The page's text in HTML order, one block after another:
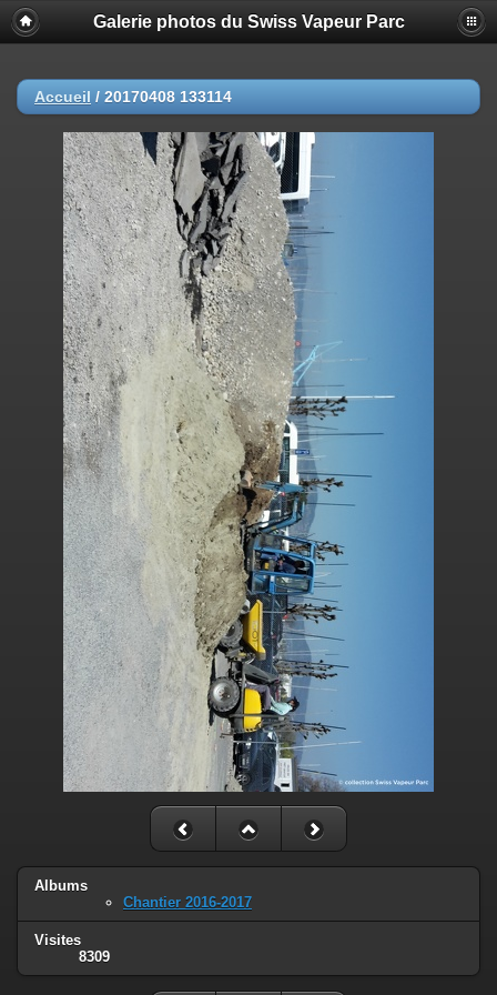
Galerie photos du Swiss Vapeur Parc
Accueil / 20170408 133114
Albums
Chantier 2016-2017
Visites
8309